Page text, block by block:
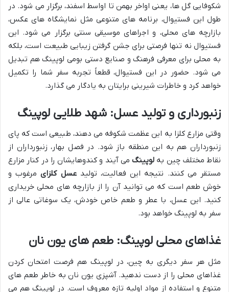
شکوفایی گل ها، یعنی اواخر بهمن تا اواسط اسفند، برگزار می شود. در
طول این فستیوال، برنامه های متنوعی مثل نمایشگاه های عکس،
بازارچه های محلی، و اجراهای موسیقی سنتی برگزار می شود. این
فستیوال نه تنها فرصتی برای جشن گرفتن زیبایی طبیعت است، بلکه
به محلی برای معرفی فرهنگ و صنایع دستی بومی لوپینگ هم تبدیل
می شود. حضور در این فستیوال، قطعاً تجربه سفر شما را تکمیل
خواهد کرد و خاطرات شیرینی برایتان به یادگار می گذارد.
زنبورداری و تولید عسل: شهد طلایی لوپینگ
وقتی مزارع کلزا به این عظمت شکوفه می دهند، طبیعی است که پای
زنبورداران هم به این منطقه باز شود. در فصل بهار، زنبورداران از
نقاط مختلف چین به لوپینگ می آیند و کندوهایشان را در کنار مزارع
مستقر می کنند. نتیجه این فعالیت، تولیدعسل کلزایمرغوب و
خوش طعم است که می توانید آن را از بازارچه های محلی خریداری
کنید. این عسل، با عطر و طعم خاص خودش، یک سوغاتی عالی از
سفر به لوپینگ خواهد بود.
غذاهای محلی لوپینگ: طعم های یون نان
مثل هر سفر دیگری به چین، در لوپینگ هم فرصت امتحان کردن
غذاهای محلی را از دست ندهید. آشپزی یون نان به خاطر طعم های
متنوع و استفاده از مواد اولیه تازه معروف است. در لوپینگ هم می